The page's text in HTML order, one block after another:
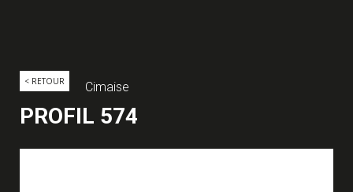
< RETOUR Cimaise
PROFIL 574